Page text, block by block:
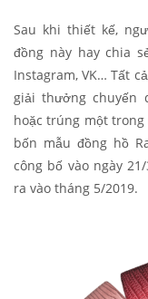
Sau khi thiết kế,
đồng này hay chia
Instagram, VK… Tất
giải thưởng chuyến
hoặc trúng một
bốn mẫu đồng hồ
công bố vào ngày
ra vào tháng 5/2019.